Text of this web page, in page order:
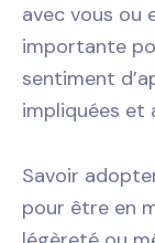
avec vous ou
importante
sentiment
impliquées et
Savoir
pour être en